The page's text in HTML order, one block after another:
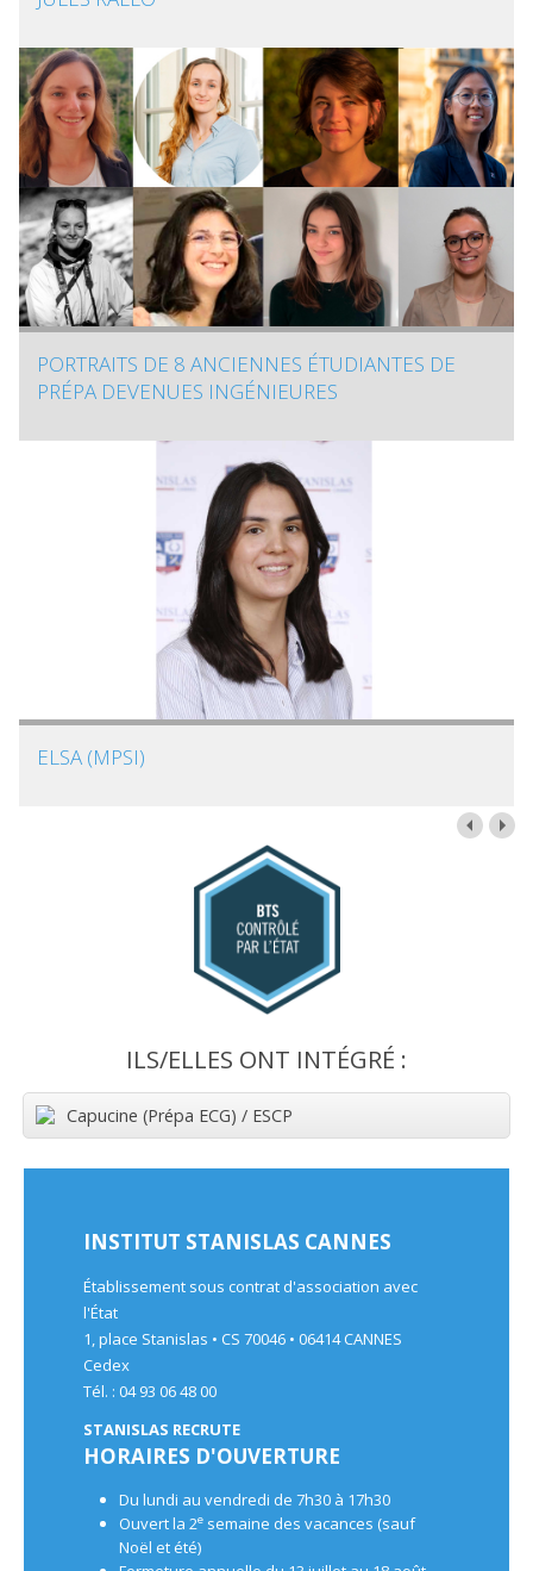
PORTRAITS DE 8 ANCIENNES ÉTUDIANTES DE
PRÉPA DEVENUES INGÉNIEURES
ELSA (MPSI)
ILS/ELLES ONT INTÉGRÉ :
Capucine (Prépa ECG) / ESCP
INSTITUT STANISLAS CANNES
Établissement sous contrat d'association avec
l'État
1, place Stanislas • CS 70046 • 06414 CANNES
Cedex
Tél. : 04 93 06 48 00
STANISLAS RECRUTE
HORAIRES D'OUVERTURE
Du lundi au vendredi de 7h30 à 17h30
Ouvert la 2e semaine des vacances (sauf
Noël et été)